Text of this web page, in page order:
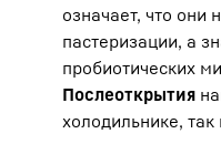
означает, что они
пастеризации, а
пробиотических
Послеоткрытия
холодильнике,